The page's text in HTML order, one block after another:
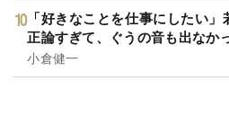
「好きなことを仕事にしたい
正論すぎて、ぐうの音も出なか
小倉健一